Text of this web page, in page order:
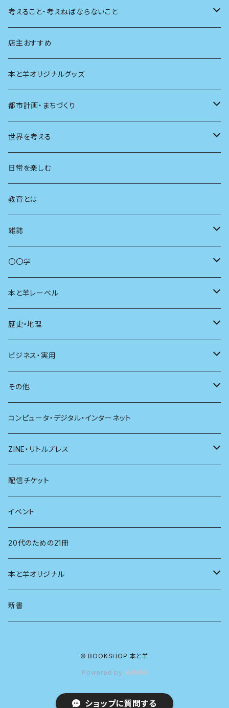
天体
生物
考えること・考えねばならないこと
創元社 シリーズ「あいだで考える」
店主おすすめ
本と羊オリジナルグッズ
都市計画・まちづくり
都市
地方
まちづくり
コミュニティ
商いとは
世界を考える
思想
日常を楽しむ
教育とは
雑誌
母の友
ユリイカ
現代思想
新潮
別冊太陽
〇〇学
動物
自然
科学
社会
哲学
医学
看護学
心理学
経営学
言語学
法律
人類学
本と羊レーベル
電子版（EPub）
電子版（PDF）
歴史・地理
歴史
地理
ビジネス・実用
雷鳥社辞典シリーズ
その他
珈琲
雑貨
コンピュータ・デジタル・インターネット
ZINE・リトルプレス
電子版（EPub）
電子版（PDF）
配信チケット
イベント
20代のための21冊
本と羊オリジナル
アロマスプレー
新書
© BOOKSHOP 本と羊
Powered by
ショップに質問する